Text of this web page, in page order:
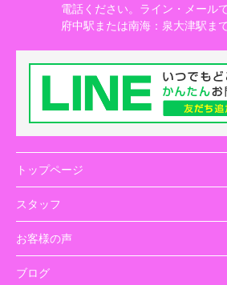
電話ください。ライン・メール
府中駅または南海：泉大津駅ま
トップページ
スタッフ
お客様の声
ブログ